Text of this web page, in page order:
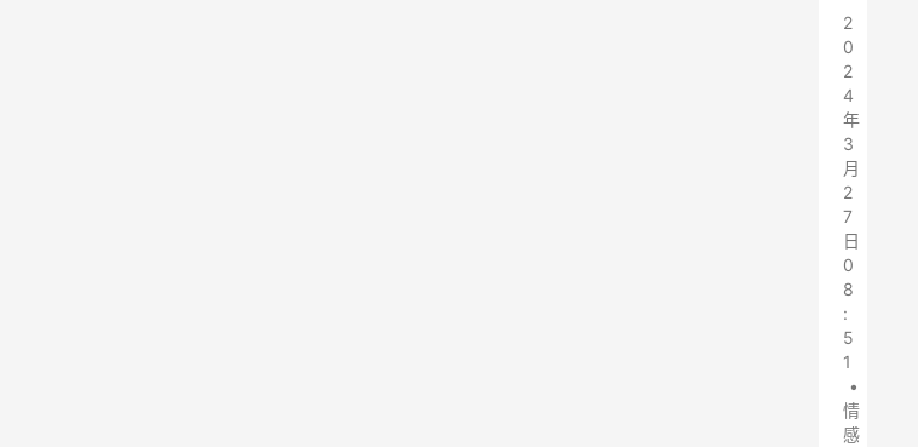
2
0
2
4
年
3
月
2
7
日
0
8
:
5
1
•
情
感